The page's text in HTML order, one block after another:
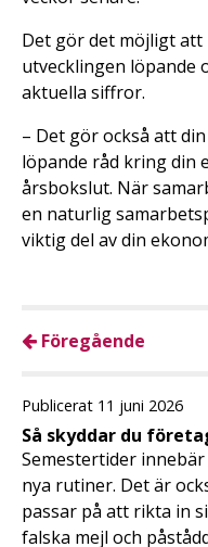
Det gör det möjligt att
utvecklingen löpande
aktuella siffror.
– Det gör också att
löpande råd kring din
årsbokslut. När
en naturlig
viktig del av din
Föregående
Publicerat 11 juni 2026
Så skyddar du
Semestertider
nya rutiner. Det är
passar på att rikta in
falska mejl och